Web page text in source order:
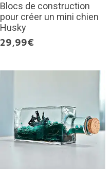
Blocs de construction
pour créer un mini chien
Husky
29,99€